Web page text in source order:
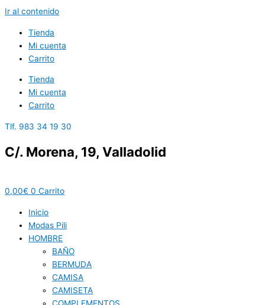
Ir al contenido
Tienda
Mi cuenta
Carrito
Tienda
Mi cuenta
Carrito
Tlf. 983 34 19 30
C/. Morena, 19, Valladolid
0,00€ 0 Carrito
Inicio
Modas Pili
HOMBRE
BAÑO
BERMUDA
CAMISA
CAMISETA
COMPLEMENTOS